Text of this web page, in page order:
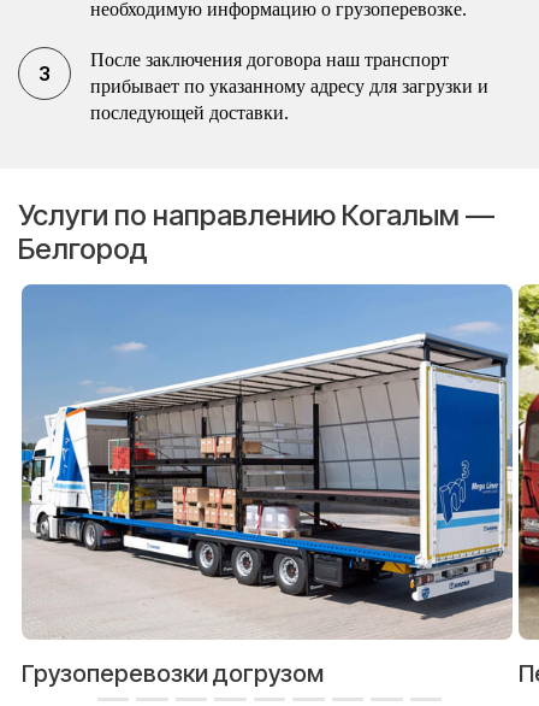
необходимую информацию о грузоперевозке.
После заключения договора наш транспорт
прибывает по указанному адресу для загрузки и
последующей доставки.
Услуги по направлению Когалым —
Белгород
Грузоперевозки догрузом